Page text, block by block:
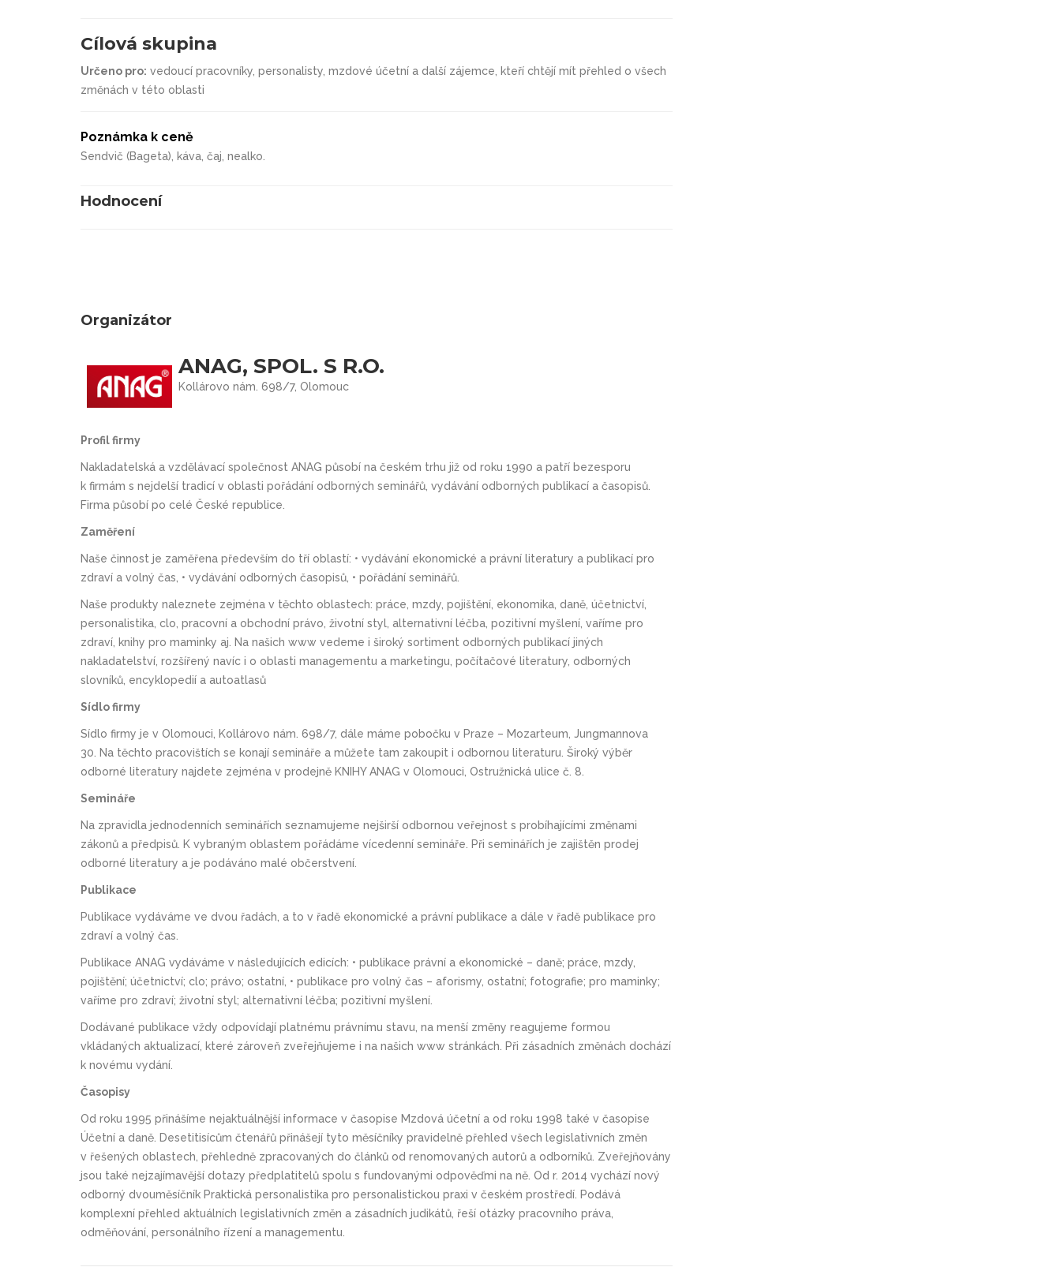
Cílová skupina
Určeno pro: vedoucí pracovníky, personalisty, mzdové účetní a další zájemce, kteří chtějí mít přehled o všech
změnách v této oblasti
Poznámka k ceně
Sendvič (Bageta), káva, čaj, nealko.
Hodnocení
Organizátor
ANAG, SPOL. S R.O.
Kollárovo nám. 698/7, Olomouc
Profil firmy
Nakladatelská a vzdělávací společnost ANAG působí na českém trhu již od roku 1990 a patří bezesporu
k firmám s nejdelší tradicí v oblasti pořádání odborných seminářů, vydávání odborných publikací a časopisů.
Firma působí po celé České republice.
Zaměření
Naše činnost je zaměřena především do tří oblastí: • vydávání ekonomické a právní literatury a publikací pro
zdraví a volný čas, • vydávání odborných časopisů, • pořádání seminářů.
Naše produkty naleznete zejména v těchto oblastech: práce, mzdy, pojištění, ekonomika, daně, účetnictví,
personalistika, clo, pracovní a obchodní právo, životní styl, alternativní léčba, pozitivní myšlení, vaříme pro
zdraví, knihy pro maminky aj. Na našich www vedeme i široký sortiment odborných publikací jiných
nakladatelství, rozšířený navíc i o oblasti managementu a marketingu, počítačové literatury, odborných
slovníků, encyklopedií a autoatlasů
Sídlo firmy
Sídlo firmy je v Olomouci, Kollárovo nám. 698/7, dále máme pobočku v Praze – Mozarteum, Jungmannova
30. Na těchto pracovištích se konají semináře a můžete tam zakoupit i odbornou literaturu. Široký výběr
odborné literatury najdete zejména v prodejně KNIHY ANAG v Olomouci, Ostružnická ulice č. 8.
Semináře
Na zpravidla jednodenních seminářích seznamujeme nejširší odbornou veřejnost s probíhajícími změnami
zákonů a předpisů. K vybraným oblastem pořádáme vícedenní semináře. Při seminářích je zajištěn prodej
odborné literatury a je podáváno malé občerstvení.
Publikace
Publikace vydáváme ve dvou řadách, a to v řadě ekonomické a právní publikace a dále v řadě publikace pro
zdraví a volný čas.
Publikace ANAG vydáváme v následujících edicích: • publikace právní a ekonomické – daně; práce, mzdy,
pojištění; účetnictví; clo; právo; ostatní, • publikace pro volný čas – aforismy, ostatní; fotografie; pro maminky;
vaříme pro zdraví; životní styl; alternativní léčba; pozitivní myšlení.
Dodávané publikace vždy odpovídají platnému právnímu stavu, na menší změny reagujeme formou
vkládaných aktualizací, které zároveň zveřejňujeme i na našich www stránkách. Při zásadních změnách dochází
k novému vydání.
Časopisy
Od roku 1995 přinášíme nejaktuálnější informace v časopise Mzdová účetní a od roku 1998 také v časopise
Účetní a daně. Desetitisícům čtenářů přinášejí tyto měsíčníky pravidelně přehled všech legislativních změn
v řešených oblastech, přehledně zpracovaných do článků od renomovaných autorů a odborníků. Zveřejňovány
jsou také nejzajímavější dotazy předplatitelů spolu s fundovanými odpověďmi na ně. Od r. 2014 vychází nový
odborný dvouměsíčník Praktická personalistika pro personalistickou praxi v českém prostředí. Podává
komplexní přehled aktuálních legislativních změn a zásadních judikátů, řeší otázky pracovního práva,
odměňování, personálního řízení a managementu.